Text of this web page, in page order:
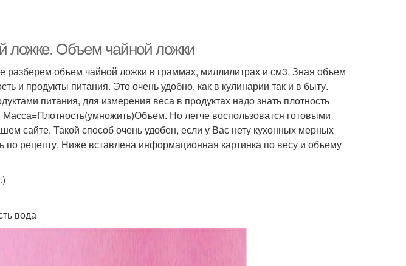
ложке. Объем чайной ложки
разберем объем чайной ложки в граммах, миллилитрах и см3. Зная объем
и продукты питания. Это очень удобно, как в кулинарии так и в быту.
питания, для измерения веса в продуктах надо знать плотность
Но легче воспользоватся готовыми
сайте. Такой способ очень удобен, если у Вас нету кухонных мерных
по рецепту. Ниже вставлена информационная картинка по весу и объему
вода